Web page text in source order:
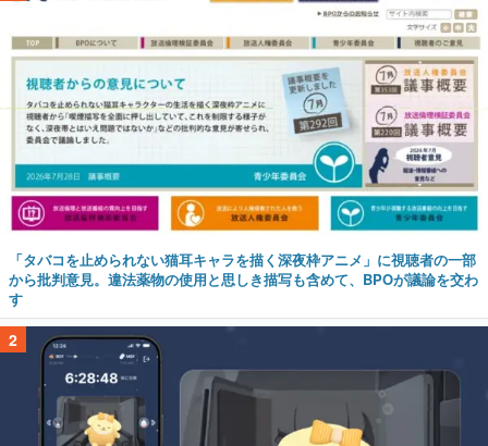
「タバコを止められない猫耳キャラを描く深夜枠アニメ」に視聴者の一部
から批判意見。違法薬物の使用と思しき描写も含めて、BPOが議論を交わ
す
2